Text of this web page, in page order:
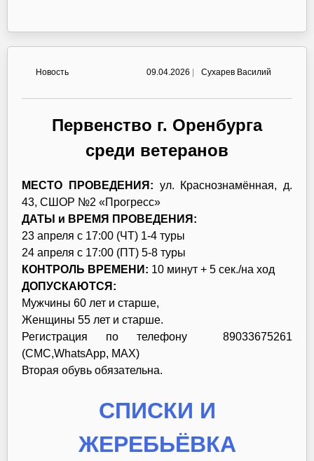
Новость 09.04.2026 | Сухарев Василий
Первенство г. Оренбурга
среди ветеранов
МЕСТО ПРОВЕДЕНИЯ: ул. Краснознамённая, д.
43, СШОР №2 «Прогресс»
ДАТЫ и ВРЕМЯ ПРОВЕДЕНИЯ:
23 апреля с 17:00 (ЧТ) 1-4 туры
24 апреля с 17:00 (ПТ) 5-8 туры
КОНТРОЛЬ ВРЕМЕНИ: 10 минут + 5 сек./на ход
ДОПУСКАЮТСЯ:
Мужчины 60 лет и старше,
Женщины 55 лет и старше.
Регистрация по телефону 89033675261
(СМС,WhatsApp, MAX)
Вторая обувь обязательна.
СПИСКИ И
ЖЕРЕБЬЁВКА